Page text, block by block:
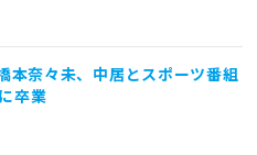
本奈々未、中居とスポーツ番組
卒業